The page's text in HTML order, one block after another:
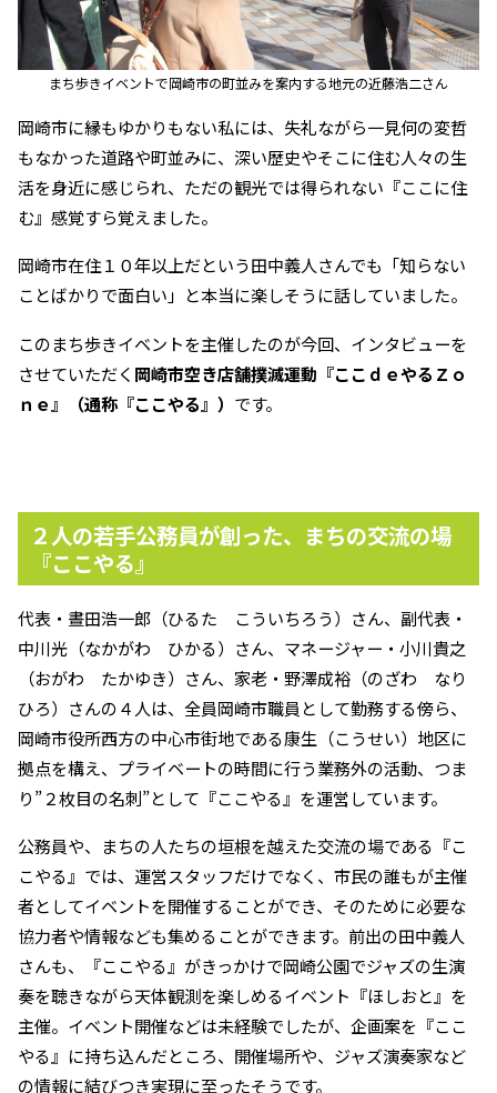
まち歩きイベントで岡崎市の町並みを案内する地元の近藤浩二さん
岡崎市に縁もゆかりもない私には、失礼ながら一見何の変哲
もなかった道路や町並みに、深い歴史やそこに住む人々の生
活を身近に感じられ、ただの観光では得られない『ここに住
む』感覚すら覚えました。
岡崎市在住１０年以上だという田中義人さんでも「知らない
ことばかりで面白い」と本当に楽しそうに話していました。
このまち歩きイベントを主催したのが今回、インタビューを
させていただく 岡崎市空き店舗撲滅運動『ここｄｅやるＺｏ
ｎｅ』（通称『ここやる』） です。
２人の若手公務員が創った、まちの交流の場
『ここやる』
代表・晝田浩一郎（ひるた こういちろう）さん、副代表・
中川光（なかがわ ひかる）さん、マネージャー・小川貴之
（おがわ たかゆき）さん、家老・野澤成裕（のざわ なり
ひろ）さんの４人は、全員岡崎市職員として勤務する傍ら、
岡崎市役所西方の中心市街地である康生（こうせい）地区に
拠点を構え、プライベートの時間に行う業務外の活動、つま
り”２枚目の名刺”として『ここやる』を運営しています。
公務員や、まちの人たちの垣根を越えた交流の場である『こ
こやる』では、運営スタッフだけでなく、市民の誰もが主催
者としてイベントを開催することができ、そのために必要な
協力者や情報なども集めることができます。前出の田中義人
さんも、『ここやる』がきっかけで岡崎公園でジャズの生演
奏を聴きながら天体観測を楽しめるイベント『ほしおと』を
主催。イベント開催などは未経験でしたが、企画案を『ここ
やる』に持ち込んだところ、開催場所や、ジャズ演奏家など
の情報に結びつき実現に至ったそうです。